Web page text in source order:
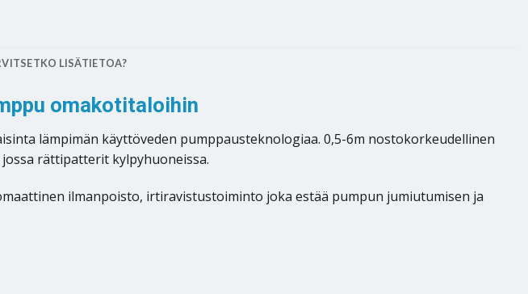
LISÄTIETOA?
omakotitaloihin
lämpimän käyttöveden pumppausteknologiaa. 0,5-6m nostokorkeudellinen
rättipatterit kylpyhuoneissa.
ilmanpoisto, irtiravistustoiminto joka estää pumpun jumiutumisen ja